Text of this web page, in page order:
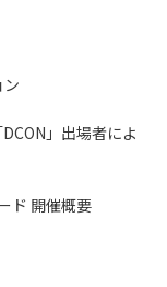
ン
」出場者によ
ド 開催概要